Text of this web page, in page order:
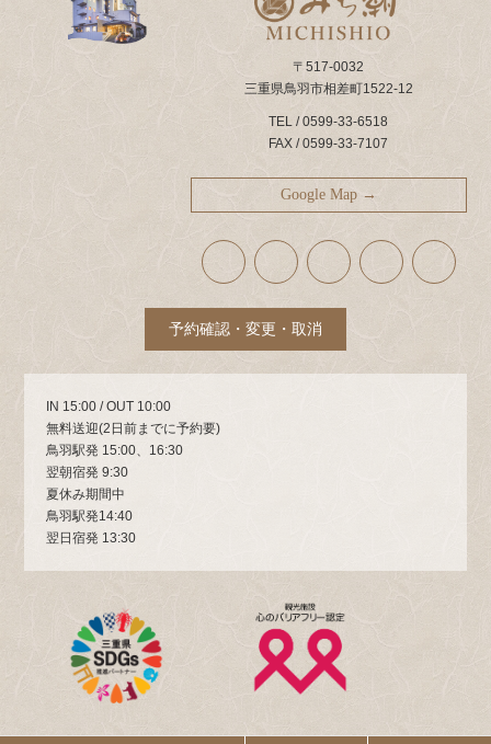
〒517-0032
三重県鳥羽市相差町1522-12
TEL / 0599-33-6518
FAX / 0599-33-7107
Google Map →
ア
イ
コ
ン
ン
ク
ア
イ
コ
ン
ン
ク
ア
イ
コ
ン
ン
ク
ア
イ
コ
ン
ア
イ
コ
ン
予約確認・変更・取消
IN 15:00 / OUT 10:00
無料送迎(2日前までに予約要)
鳥羽駅発 15:00、16:30
翌朝宿発 9:30
夏休み期間中
鳥羽駅発14:40
翌日宿発 13:30